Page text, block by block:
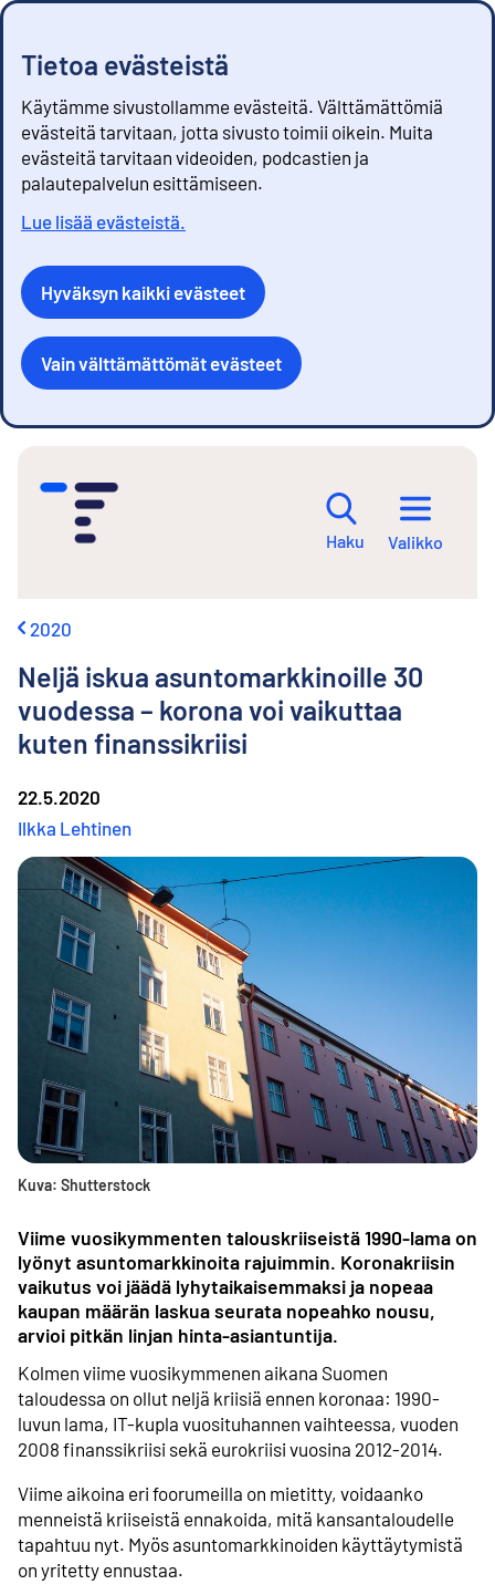
Tietoa evästeistä
Käytämme sivustollamme evästeitä. Välttämättömiä
evästeitä tarvitaan, jotta sivusto toimii oikein. Muita
evästeitä tarvitaan videoiden, podcastien ja
palautepalvelun esittämiseen.
Lue lisää evästeistä.
Hyväksyn kaikki evästeet
Vain välttämättömät evästeet
Haku Valikko
2020
Neljä iskua asunto­markkinoille 30
vuodessa – korona voi vaikuttaa
kuten finanssi­kriisi
22.5.2020
Ilkka Lehtinen
Kuva: Shutterstock
Viime vuosikymmenten talous­kriiseistä 1990-lama on
lyönyt asunto­markkinoita rajuimmin. Korona­kriisin
vaikutus voi jäädä lyhyt­aikaisemmaksi ja nopeaa
kaupan määrän laskua seurata nopeahko nousu,
arvioi pitkän linjan hinta-asiantuntija.
Kolmen viime vuosikymmenen aikana Suomen
taloudessa on ollut neljä kriisiä ennen koronaa: 1990-
luvun lama, IT-kupla vuosi­tuhannen vaihteessa, vuoden
2008 finanssi­kriisi sekä eurokriisi vuosina 2012-2014.
Viime aikoina eri foorumeilla on mietitty, voidaanko
menneistä kriiseistä ennakoida, mitä kansan­taloudelle
tapahtuu nyt. Myös asunto­markkinoiden käyttäytymistä
on yritetty ennustaa.